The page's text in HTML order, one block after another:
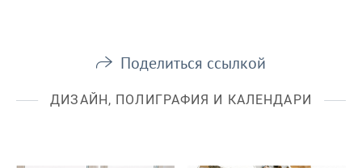
Поделиться ссылкой
ДИЗАЙН, ПОЛИГРАФИЯ И КАЛЕНДАРИ